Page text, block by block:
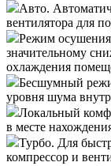
Авто.
вентилятора для
Режим осушения
значительному
охлаждения
Бесшумный
уровня шума
Локальный
в месте
Турбо. Для
компрессор и